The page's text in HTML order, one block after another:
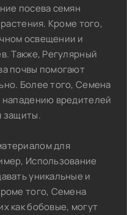
посева семян
Кроме того,
освещении и
Также, Регулярный
почвы помогают
Более того, Семена
нападению вредителей
защиты.
для
Использование
уникальные и
того, Семена
как бобовые, могут